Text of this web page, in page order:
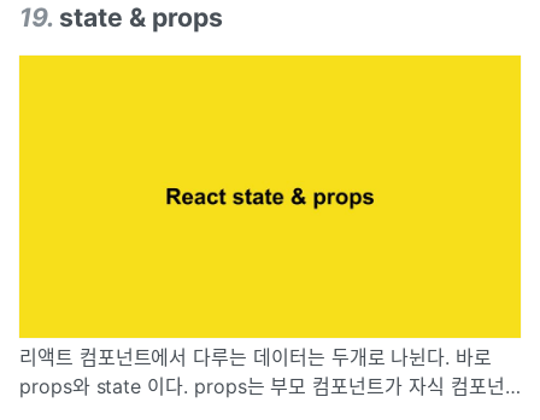
19. state & props
리액트 컴포넌트에서 다루는 데이터는 두개로 나뉜다. 바로
props와 state 이다. props는 부모 컴포넌트가 자식 컴포넌